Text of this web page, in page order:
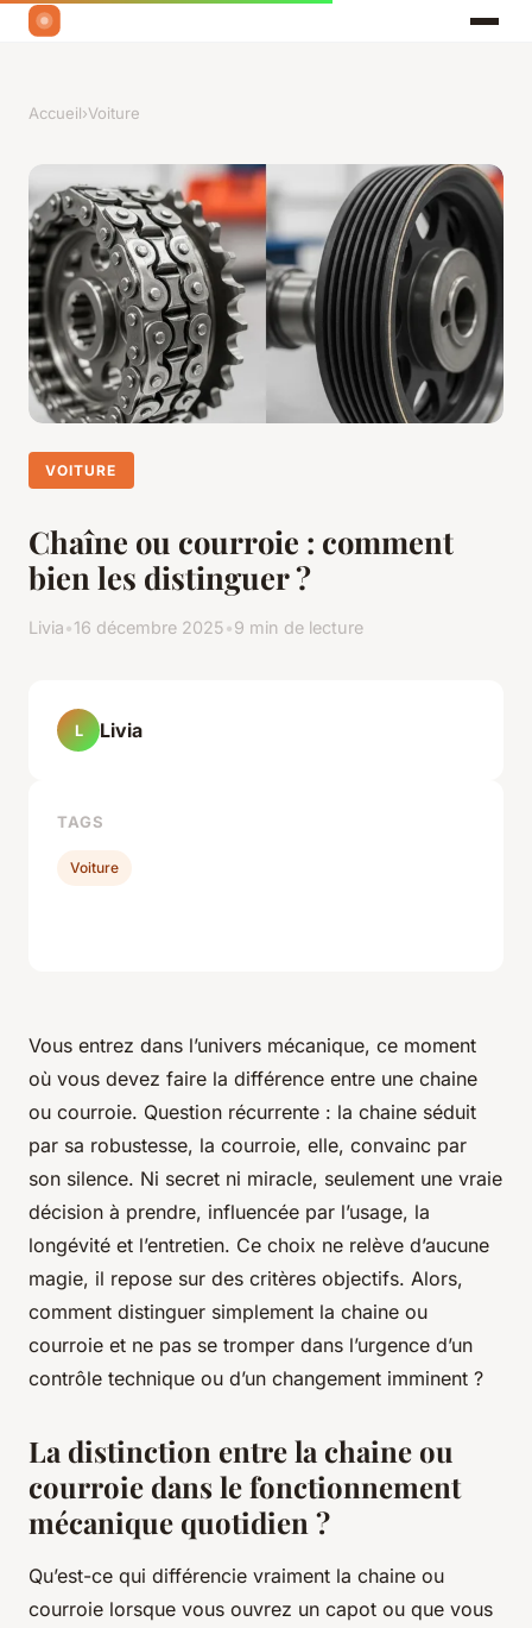
Accueil›Voiture
VOITURE
Chaîne ou courroie : comment
bien les distinguer ?
Livia•16 décembre 2025•9 min de lecture
Vous entrez dans l’univers mécanique, ce moment
où vous devez faire la différence entre une chaine
ou courroie. Question récurrente : la chaine séduit
par sa robustesse, la courroie, elle, convainc par
son silence. Ni secret ni miracle, seulement une vraie
décision à prendre, influencée par l’usage, la
longévité et l’entretien. Ce choix ne relève d’aucune
magie, il repose sur des critères objectifs. Alors,
comment distinguer simplement la chaine ou
courroie et ne pas se tromper dans l’urgence d’un
contrôle technique ou d’un changement imminent ?
La distinction entre la chaine ou
courroie dans le fonctionnement
mécanique quotidien ?
Qu’est-ce qui différencie vraiment la chaine ou
courroie lorsque vous ouvrez un capot ou que vous
L Livia
TAGS
Voiture